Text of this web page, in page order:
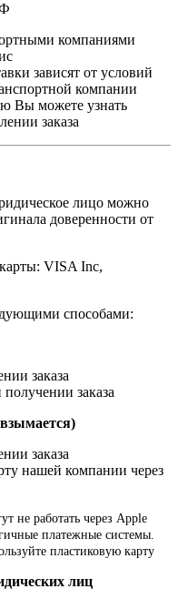
компаниями
зависят от условий
компании
Вы можете узнать
заказа
лицо можно
доверенности от
VISA Inc,
способами:
заказа
заказа
заказа
нашей компании через
не работать через Apple
платежные системы.
пластиковую карту
лиц